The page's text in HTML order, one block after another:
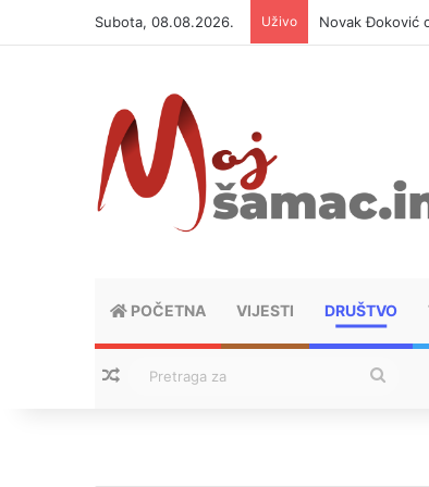
Subota, 08.08.2026. Uživo Novak Đoković
POČETNA VIJESTI DRUŠTVO
Nasumični tekstovi